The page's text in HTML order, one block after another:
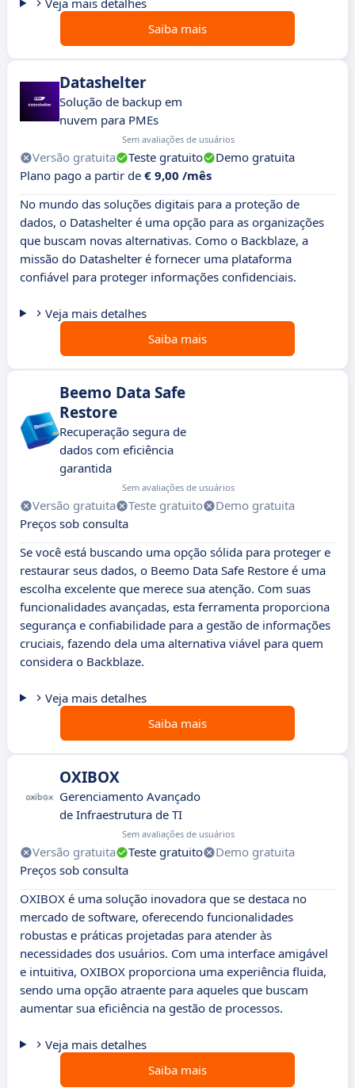
Veja mais detalhes
Saiba mais
Datashelter
Solução de backup em
nuvem para PMEs
Sem avaliações de usuários
Versão gratuita Teste gratuito
Demo gratuita
Plano pago a partir de € 9,00 /mês
No mundo das soluções digitais para a proteção de
dados, o Datashelter é uma opção para as organizações
que buscam novas alternativas. Como o Backblaze, a
missão do Datashelter é fornecer uma plataforma
confiável para proteger informações confidenciais.
Veja mais detalhes
Saiba mais
Beemo Data Safe
Restore
Recuperação segura de
dados com eficiência
garantida
Sem avaliações de usuários
Versão gratuita Teste gratuito
Demo gratuita
Preços sob consulta
Se você está buscando uma opção sólida para proteger e
restaurar seus dados, o Beemo Data Safe Restore é uma
escolha excelente que merece sua atenção. Com suas
funcionalidades avançadas, esta ferramenta proporciona
segurança e confiabilidade para a gestão de informações
cruciais, fazendo dela uma alternativa viável para quem
considera o Backblaze.
Veja mais detalhes
Saiba mais
OXIBOX
Gerenciamento Avançado
de Infraestrutura de TI
Sem avaliações de usuários
Versão gratuita Teste gratuito
Demo gratuita
Preços sob consulta
OXIBOX é uma solução inovadora que se destaca no
mercado de software, oferecendo funcionalidades
robustas e práticas projetadas para atender às
necessidades dos usuários. Com uma interface amigável
e intuitiva, OXIBOX proporciona uma experiência fluida,
sendo uma opção atraente para aqueles que buscam
aumentar sua eficiência na gestão de processos.
Veja mais detalhes
Saiba mais